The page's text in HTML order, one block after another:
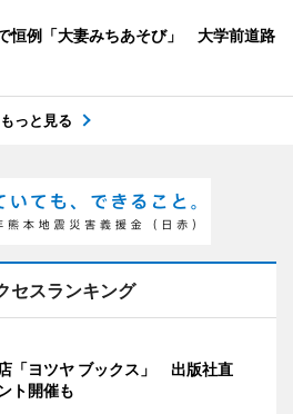
恒例「大妻みちあそび」 大学前道路
もっと見る
セスランキング
「ヨツヤ ブックス」 出版社直
ト開催も